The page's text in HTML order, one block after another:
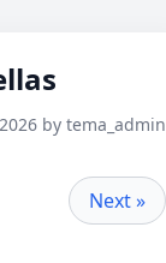
by tema_admin
Next »